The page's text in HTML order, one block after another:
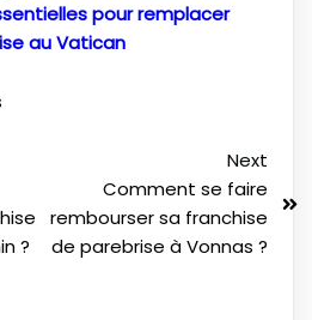
pour remplacer
au Vatican
?
Next
Comment se faire
rembourser sa franchise
de parebrise à Vonnas ?